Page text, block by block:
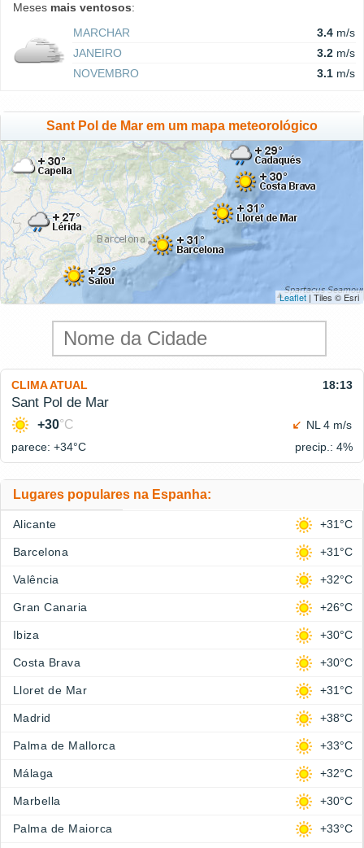
Meses mais ventosos:
MARCHAR
3.4 m/s
JANEIRO
3.2 m/s
NOVEMBRO
3.1 m/s
Sant Pol de Mar em um mapa meteorológico
Leaflet| Tiles © Esri
CLIMA ATUAL 18:13
Sant Pol de Mar
+30°C
NL 4 m/s
parece: +34°C precip.: 4%
Lugares populares na Espanha:
Alicante +31°C
Barcelona +31°C
Valência +32°C
Gran Canaria +26°C
Ibiza +30°C
Costa Brava +30°C
Lloret de Mar +31°C
Madrid +38°C
Palma de Mallorca +33°C
Málaga +32°C
Marbella +30°C
Palma de Maiorca +33°C